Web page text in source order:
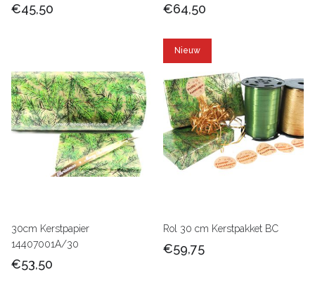
€45,50 €64,50
30cm Kerstpapier
14407001A/30
€53,50
Nieuw
Rol 30 cm Kerstpakket BC
€59,75